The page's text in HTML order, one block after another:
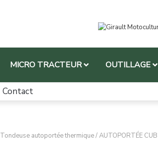
MICRO TRACTEUR OUTILLAGE
Contact
Tondeuse autoportée thermique/AUTOPORTÉE CUB